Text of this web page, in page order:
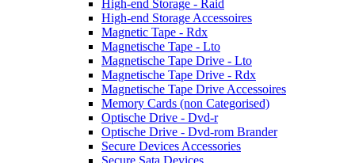
High-end Storage - Raid
High-end Storage Accessoires
Magnetic Tape - Rdx
Magnetische Tape - Lto
Magnetische Tape Drive - Lto
Magnetische Tape Drive - Rdx
Magnetische Tape Drive Accessoires
Memory Cards (non Categorised)
Optische Drive - Dvd-r
Optische Drive - Dvd-rom Brander
Secure Devices Accessories
Secure Sata Devices